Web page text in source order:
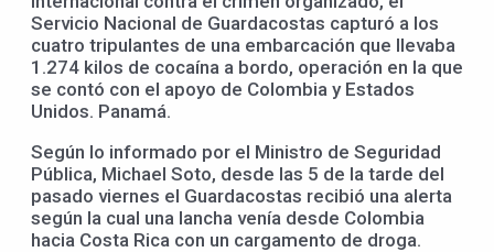
Servicio Nacional de Guardacostas capturó a los
cuatro tripulantes de una embarcación que llevaba
1.274 kilos de cocaína a bordo, operación en la que
se contó con el apoyo de Colombia y Estados
Unidos. Panamá.
Según lo informado por el Ministro de Seguridad
Pública, Michael Soto, desde las 5 de la tarde del
pasado viernes el Guardacostas recibió una alerta
según la cual una lancha venía desde Colombia
hacia Costa Rica con un cargamento de droga.